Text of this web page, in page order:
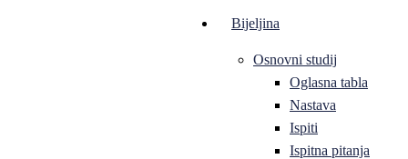
Bijeljina
Osnovni studij
Oglasna tabla
Nastava
Ispiti
Ispitna pitanja